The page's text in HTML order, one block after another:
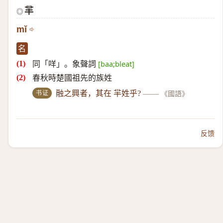
◎ 羋
mǐ
名
同「咩」。象聲詞 [baa;bleat]
春秋時楚國祖先的族姓
书证 融之興者，其在 羋姓乎? —— 《國語》
反馈